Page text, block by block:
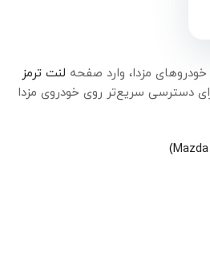
مزدا، وارد صفحه لنت ترمز
دسترسی سریع‌تر روی خودروی مزدا